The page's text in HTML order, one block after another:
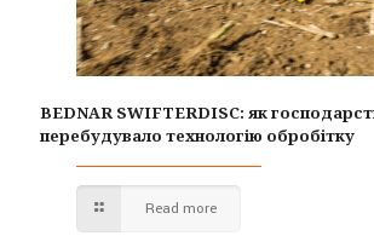
BEDNAR SWIFTERDISC: як
перебудувало технологію обробітку
Read more